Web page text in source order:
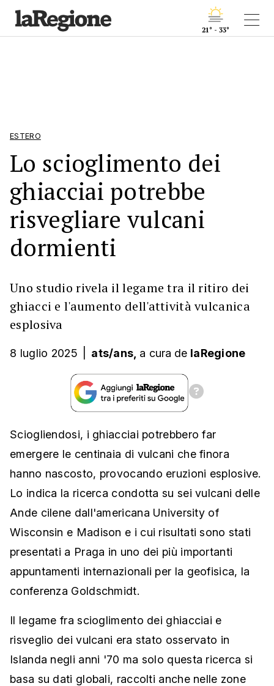
21° - 33°
ESTERO
Lo scioglimento dei
ghiacciai potrebbe
risvegliare vulcani
dormienti
Uno studio rivela il legame tra il ritiro dei
ghiacci e l'aumento dell'attività vulcanica
esplosiva
8 luglio 2025 ats/ans, a cura de laRegione
Sciogliendosi, i ghiacciai potrebbero far
emergere le centinaia di vulcani che finora
hanno nascosto, provocando eruzioni esplosive.
Lo indica la ricerca condotta su sei vulcani delle
Ande cilene dall'americana University of
Wisconsin e Madison e i cui risultati sono stati
presentati a Praga in uno dei più importanti
appuntamenti internazionali per la geofisica, la
conferenza Goldschmidt.
Il legame fra scioglimento dei ghiacciai e
risveglio dei vulcani era stato osservato in
Islanda negli anni '70 ma solo questa ricerca si
basa su dati globali, raccolti anche nelle zone